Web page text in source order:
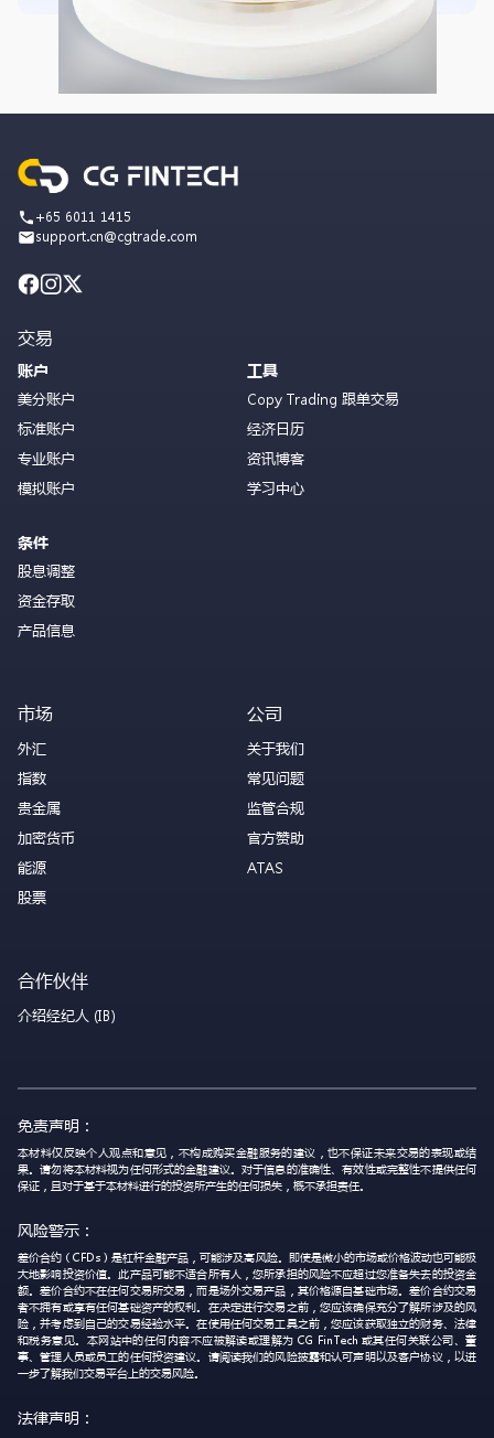
+65 6011 1415
support.cn@cgtrade.com
交易
账户
美分账户
标准账户
专业账户
模拟账户
条件
股息调整
资金存取
产品信息
工具
Copy Trading 跟单交易
经济日历
资讯博客
学习中心
市场
外汇
指数
贵金属
加密货币
能源
股票
公司
关于我们
常见问题
监管合规
官方赞助
ATAS
合作伙伴
介绍经纪人 (IB)
免责声明：
本材料仅反映个人观点和意见，不构成购买金融服务的建议，也不保证未来交易的表现或结
果。请勿将本材料视为任何形式的金融建议。对于信息的准确性、有效性或完整性不提供任何
保证，且对于基于本材料进行的投资所产生的任何损失，概不承担责任。
风险警示：
差价合约（CFDs）是杠杆金融产品，可能涉及高风险。即使是微小的市场或价格波动也可能极
大地影响投资价值。此产品可能不适合所有人，您所承担的风险不应超过您准备失去的投资金
额。差价合约不在任何交易所交易，而是场外交易产品，其价格源自基础市场。差价合约交易
者不拥有或享有任何基础资产的权利。在决定进行交易之前，您应该确保充分了解所涉及的风
险，并考虑到自己的交易经验水平。在使用任何交易工具之前，您应该获取独立的财务、法律
和税务意见。本网站中的任何内容不应被解读或理解为 CG FinTech 或其任何关联公司、董
事、管理人员或员工的任何投资建议。请阅读我们的风险披露和认可声明以及客户协议，以进
一步了解我们交易平台上的交易风险。
法律声明：